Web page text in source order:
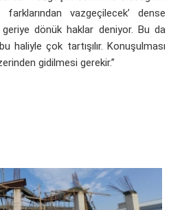
farklarından vazgeçilecek’ dense
dönük haklar deniyor. Bu da
haliyle çok tartışılır. Konuşulması
gidilmesi gerekir.”